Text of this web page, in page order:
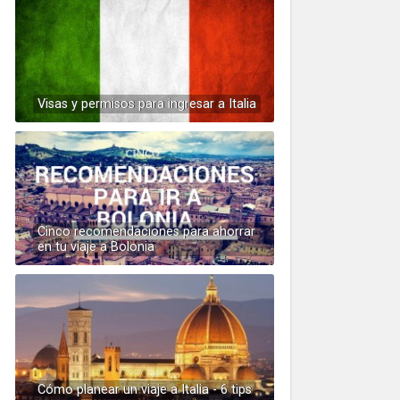
Visas y permisos para ingresar a Italia
Cinco recomendaciones para ahorrar
en tu viaje a Bolonia
Cómo planear un viaje a Italia - 6 tips